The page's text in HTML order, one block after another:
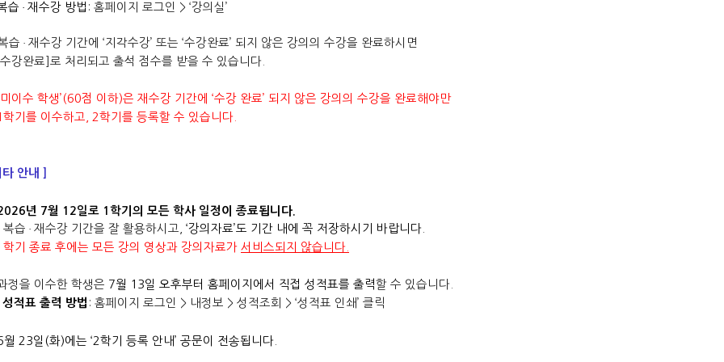
습 · 재수강 방법 : 홈페이지 로그인 > ‘강의실’
습 · 재수강 기간에 ‘지각수강’ 또는 ‘수강완료’ 되지 않은 강의의 수강을 완료하시면
강완료]로 처리되고 출석 점수를 받을 수 있습니다.
이수 학생’(60점 이하)은 재수강 기간에 ‘수강 완료’ 되지 않은 강의의 수강을 완료해야만
기를 이수하고, 2학기를 등록할 수 있습니다.
타 안내 ]
년 7월 12일로 1학기의 모든 학사 일정이 종료됩니다.
복습 · 재수강 기간을 잘 활용하시고, ‘강의자료’도 기간 내에 꼭 저장하시기 바랍니다.
기 종료 후에는 모든 강의 영상과 강의자료가 서비스되지 않습니다.
정을 이수한 학생은 7월 13일 오후부터 홈페이지에서 직접 성적표를 출력할 수 있습니다.
성적표 출력 방법 : 홈페이지 로그인 > 내정보 > 성적조회 > ‘성적표 인쇄’ 클릭
월 23일(화)에는 ‘2학기 등록 안내’ 공문이 전송됩니다.